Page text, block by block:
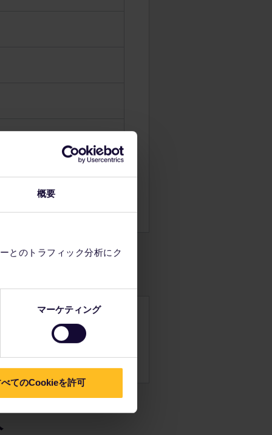
概要
とのトラフィック分析にク
マーケティング
てのCookieを許可